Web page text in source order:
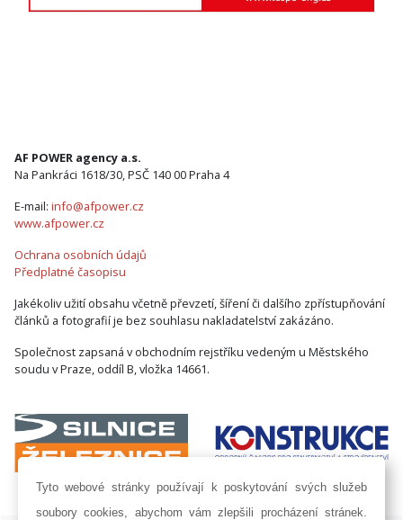
AF POWER agency a.s.
Na Pankráci 1618/30, PSČ 140 00 Praha 4
E-mail: info@afpower.cz
www.afpower.cz
Ochrana osobních údajů
Předplatné časopisu
Jakékoliv užití obsahu včetně převzetí, šíření či dalšího zpřístupňování
článků a fotografií je bez souhlasu nakladatelství zakázáno.
Společnost zapsaná v obchodním rejstříku vedeným u Městského
soudu v Praze, oddíl B, vložka 14661.
Tyto webové stránky používají k poskytování svých služeb
soubory cookies, abychom vám zlepšili procházení stránek.